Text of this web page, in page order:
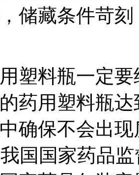
储藏条件苛
塑料瓶一定
药用塑料瓶
确保不会出
国国家药品